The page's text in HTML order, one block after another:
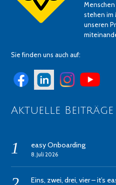
stehen im
unseren
Sie finden uns auch auf:
Aktuelle Beiträge
easy Onboarding
8. Juli 2026
Eins, zwei, drei, vier – it’s